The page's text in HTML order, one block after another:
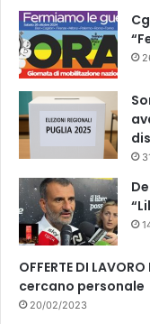
OFFERTE DI
cercano personale
20/02/2023